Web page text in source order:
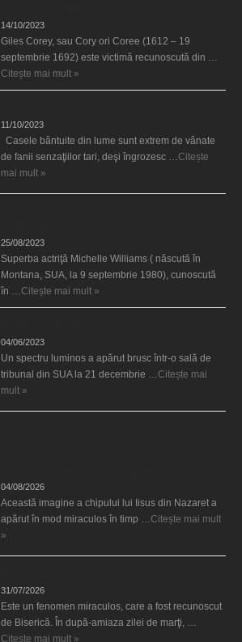
14/10/2023
Giles Corey, sau Cory ori Coree (1612 – 19
septembrie 1692) este victimă recunoscută din …
Citește mai mult »
11/10/2023
Casele bântuite din lume sunt extrem de vânate
de fanii senzaţiilor tari, deşi îngrozesc …Citește
mai mult »
25/08/2023
Superba actriţă Michelle Williams ( născută în
Montana, SUA, la 9 septembrie 1980), cunoscută
în …Citește mai mult »
04/06/2023
Un spectru luminos a apărut brusc într-o sală de
tribunal din SUA la 21 decembrie …Citește mai
mult »
04/08/2026
Această imagine a chipului lui Iisus din Nazaret a
apărut în mod miraculos în timp …Citește mai mult
»
31/07/2026
Este un fenomen miraculos, care a fost recunoscut
de Biserică. În după-amiaza zilei de marţi, …
Citește mai mult »